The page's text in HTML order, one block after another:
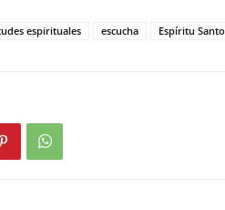
espirituales escucha Espíritu Santo